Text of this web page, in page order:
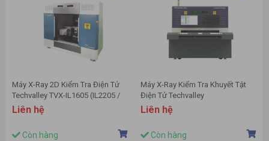
Máy X-Ray 2D Kiểm Tra Điện Tử
Techvalley TVX-IL1605 (IL2205 /
IL3205)
Liên hệ
Còn hàng
Máy X-Ray Kiểm Tra Khuyết Tật
Điện Tử Techvalley
HAWKEYE9020L AXI
Liên hệ
Còn hàng